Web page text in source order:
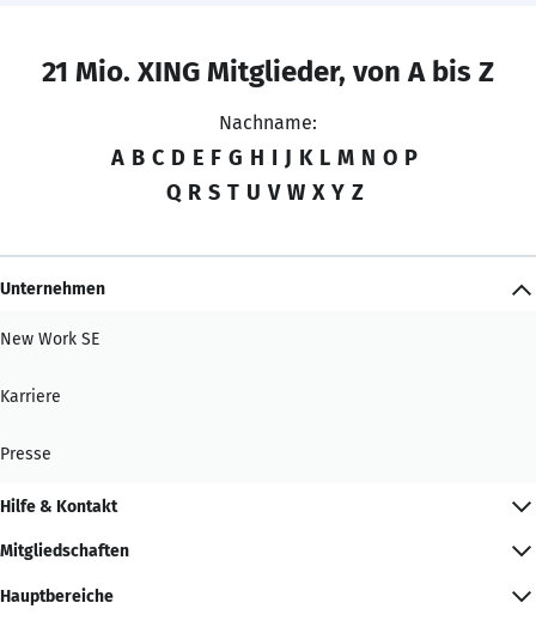
21 Mio. XING Mitglieder, von A bis Z
Nachname:
A B C D E F G H I J K L M N O P
Q R S T U V W X Y Z
Unternehmen
New Work SE
Karriere
Presse
Hilfe & Kontakt
Mitgliedschaften
Hauptbereiche